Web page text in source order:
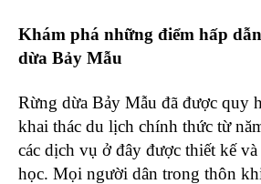
Khám phá những điểm hấp
dừa Bảy Mẫu
Rừng dừa Bảy Mẫu đã được quy
khai thác du lịch chính thức từ
các dịch vụ ở đây được thiết kế và
học. Mọi người dân trong thôn